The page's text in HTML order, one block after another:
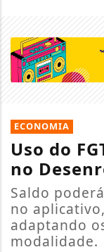
ECONOMIA
Uso do
no
Saldo
no
adaptando
modalidade.